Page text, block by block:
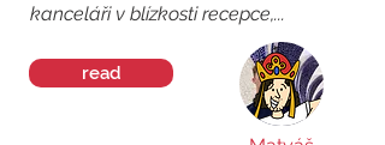
kanceláři v blízkosti recepce,...
read